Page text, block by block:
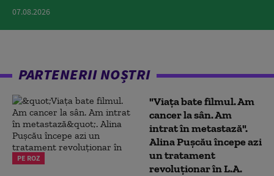
07.08.2026
PARTENERII NOȘTRI
PE ROZ
"Viața bate filmul. Am
cancer la sân. Am
intrat în metastază".
Alina Pușcău începe azi
un tratament
revoluționar în L.A.